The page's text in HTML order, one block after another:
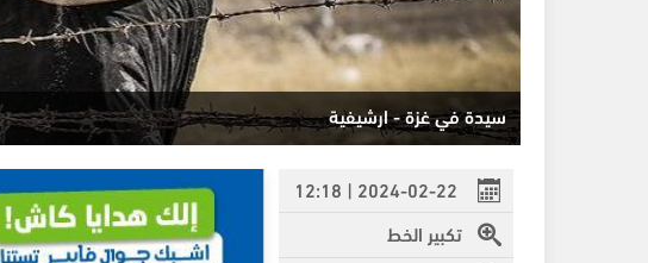
سيدة في غزة - ارشيفية
2024-02-22 | 12:18
تكبير الخط